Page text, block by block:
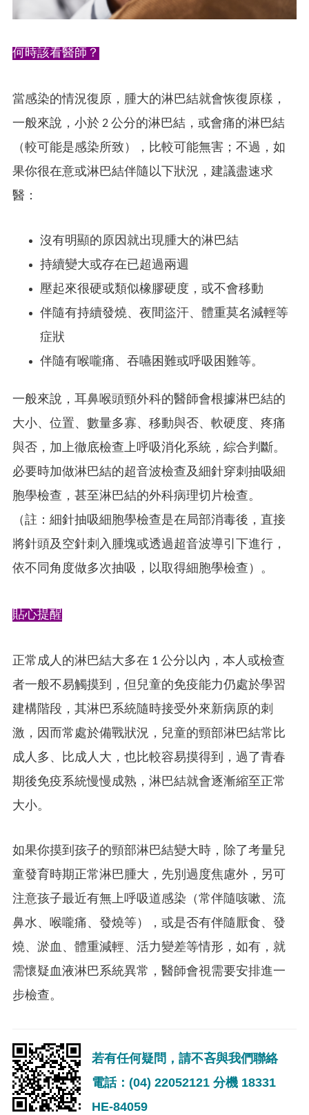
何時該看醫師？
當感染的情況復原，腫大的淋巴結就會恢復原樣，
一般來說，小於 2 公分的淋巴結，或會痛的淋巴結
（較可能是感染所致），比較可能無害；不過，如
果你很在意或淋巴結伴隨以下狀況，建議盡速求
醫：
沒有明顯的原因就出現腫大的淋巴結
持續變大或存在已超過兩週
壓起來很硬或類似橡膠硬度，或不會移動
伴隨有持續發燒、夜間盜汗、體重莫名減輕等
症狀
伴隨有喉嚨痛、吞嚥困難或呼吸困難等。
一般來說，耳鼻喉頭頸外科的醫師會根據淋巴結的
大小、位置、數量多寡、移動與否、軟硬度、疼痛
與否，加上徹底檢查上呼吸消化系統，綜合判斷。
必要時加做淋巴結的超音波檢查及細針穿刺抽吸細
胞學檢查，甚至淋巴結的外科病理切片檢查。
（註：細針抽吸細胞學檢查是在局部消毒後，直接
將針頭及空針刺入腫塊或透過超音波導引下進行，
依不同角度做多次抽吸，以取得細胞學檢查）。
貼心提醒
正常成人的淋巴結大多在 1 公分以內，本人或檢查
者一般不易觸摸到，但兒童的免疫能力仍處於學習
建構階段，其淋巴系統隨時接受外來新病原的刺
激，因而常處於備戰狀況，兒童的頸部淋巴結常比
成人多、比成人大，也比較容易摸得到，過了青春
期後免疫系統慢慢成熟，淋巴結就會逐漸縮至正常
大小。
如果你摸到孩子的頸部淋巴結變大時，除了考量兒
童發育時期正常淋巴腫大，先別過度焦慮外，另可
注意孩子最近有無上呼吸道感染（常伴隨咳嗽、流
鼻水、喉嚨痛、發燒等），或是否有伴隨厭食、發
燒、淤血、體重減輕、活力變差等情形，如有，就
需懷疑血液淋巴系統異常，醫師會視需要安排進一
步檢查。
若有任何疑問，請不吝與我們聯絡
電話：(04) 22052121 分機 18331
HE-84059